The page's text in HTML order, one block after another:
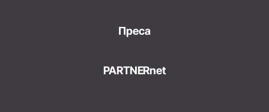
Преса
PARTNERnet